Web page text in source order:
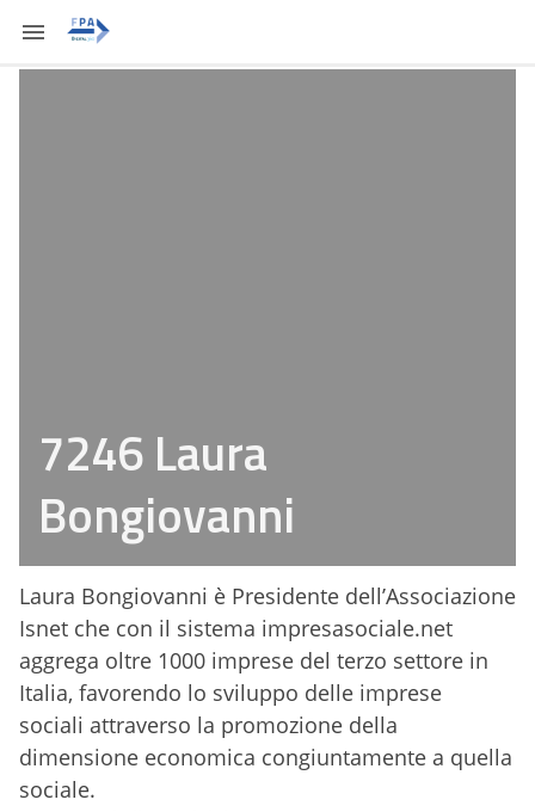
7246 Laura
Bongiovanni
Laura Bongiovanni è Presidente dell’Associazione
Isnet che con il sistema impresasociale.net
aggrega oltre 1000 imprese del terzo settore in
Italia, favorendo lo sviluppo delle imprese
sociali attraverso la promozione della
dimensione economica congiuntamente a quella
sociale.